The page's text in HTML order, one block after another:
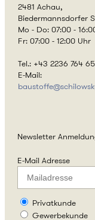
2481 Achau,
Biedermannsdorfer
Mo - Do: 07:00 -
Fr: 07:00 - 12:00 Uhr
Tel.: +43 2236 764
E-Mail:
baustoffe@
Newsletter
E-Mail Adresse
Privatkunde
Gewerbekunde